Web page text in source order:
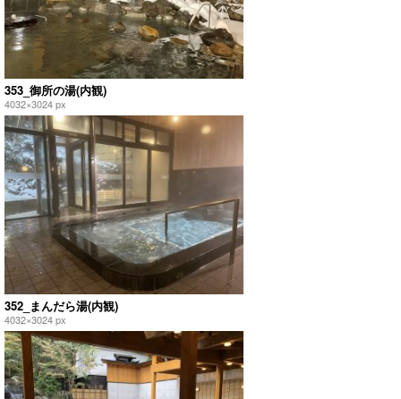
353_御所の湯(内観)
4032×3024 px
352_まんだら湯(内観)
4032×3024 px